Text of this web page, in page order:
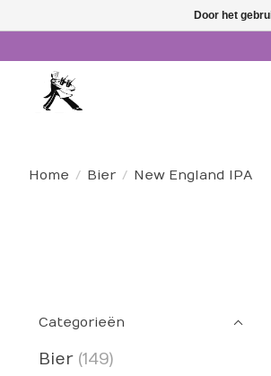
Home / Bier / New England IPA
Categorieën
Bier (149)
Door het